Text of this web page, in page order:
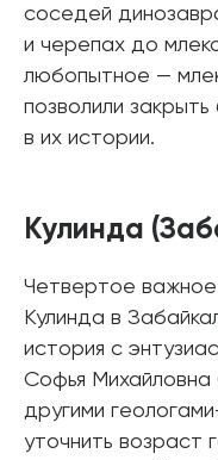
соседей
и черепах до
любопытное —
позволили
в их истории.
Кулинда
Четвертое
Кулинда в
история с
Софья
другими
уточнить возраст